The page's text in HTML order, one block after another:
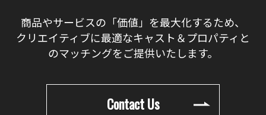
商品やサービスの「価値」を最大化するため、
クリエイティブに最適なキャスト＆プロパティと
のマッチングをご提供いたします。
Contact Us